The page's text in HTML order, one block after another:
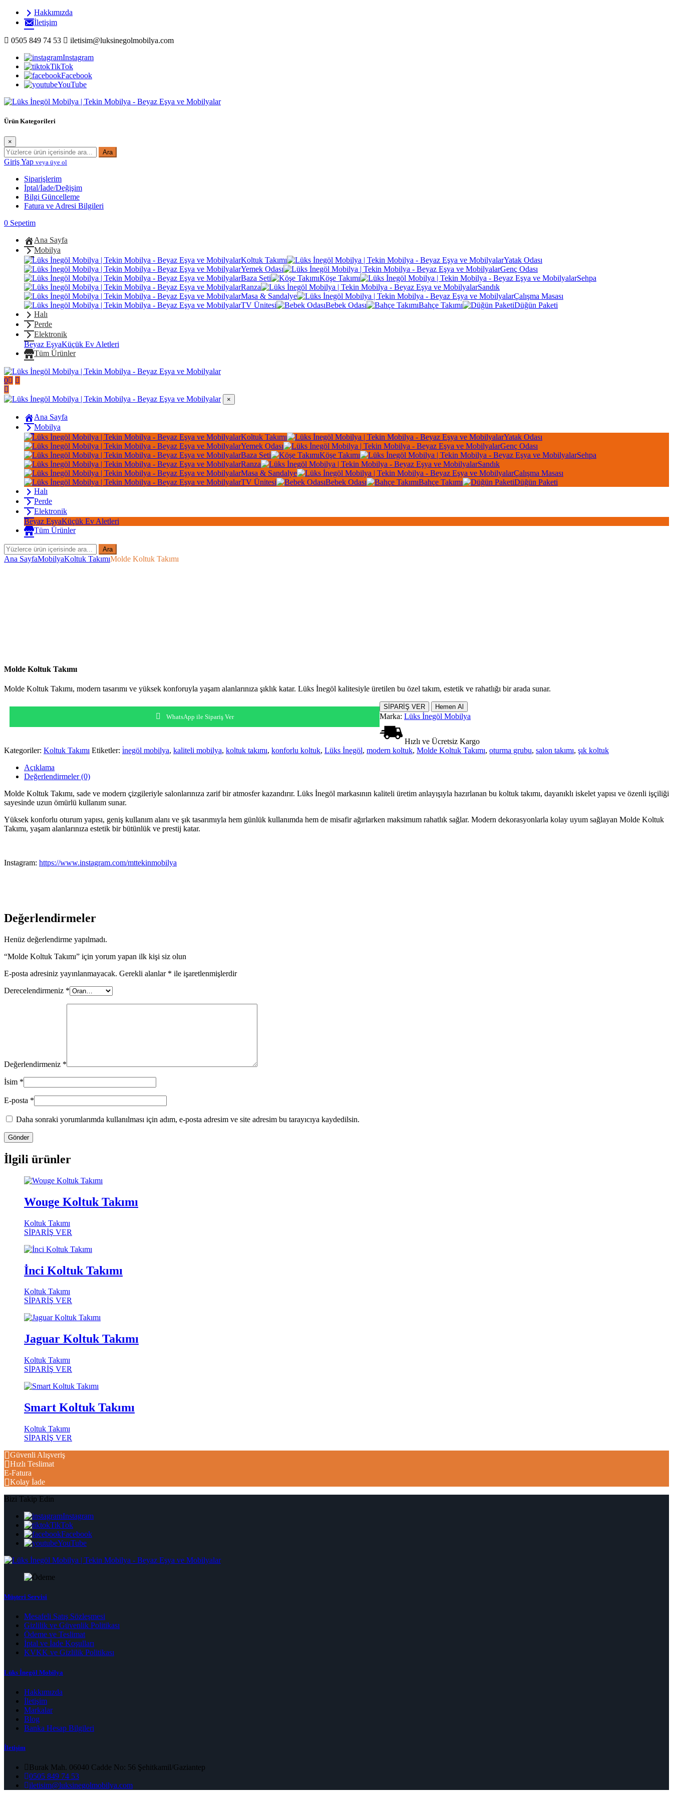
İçeriği
Geç
Hakkımızda
İletişim
0505 849 74 53
iletisim@luksinegolmobilya.com
Instagram
TikTok
Facebook
YouTube
Lüks İnegöl Mobilyanın lider mobilya markası Tekin Mobilya, kaliteli ve şık koltuk takımı, yatak odası, genç odası ve daha fazlasını sunuyor.
Ürün Kategorileri
×
Ara
Giriş Yap veya üye ol
Siparişlerim
İptal/İade/Değişim
Bilgi Güncelleme
Fatura ve Adresi Bilgileri
0 Sepetim
Ana Sayfa
Mobilya
Koltuk Takımı
Yatak Odası
Yemek Odası
Genç Odası
Baza Seti
Köşe Takımı
Sehpa
Ranza
Sandık
Masa & Sandalye
Çalışma Masası
TV Ünitesi
Bebek Odası Bahçe Takımı
Düğün Paketi
Halı
Perde
Elektronik
Beyaz EşyaKüçük Ev Aletleri
Tüm Ürünler
0
×
Ana Sayfa
Mobilya
Koltuk Takımı
Yatak Odası
Yemek Odası
Genç Odası
Baza Seti
Köşe Takımı
Sehpa
Ranza
Sandık
Masa & Sandalye
Çalışma Masası
TV Ünitesi
Bebek Odası Bahçe Takımı
Düğün Paketi
Halı
Perde
Elektronik
Beyaz EşyaKüçük Ev Aletleri
Tüm Ürünler
Ara
Ana SayfaMobilyaKoltuk TakımıMolde Koltuk Takımı
Molde Koltuk Takımı
Molde Koltuk Takımı, modern tasarımı ve yüksek konforuyla yaşam alanlarınıza şıklık katar. Lüks İnegöl kalitesiyle üretilen bu özel takım, estetik ve rahatlığı bir arada sunar.
SİPARİŞ VER
Hemen Al
WhatsApp ile Sipariş Ver
Marka:Lüks İnegöl Mobilya
Hızlı ve Ücretsiz Kargo
Kategoriler: Koltuk Takımı Etiketler: i̇negöl mobilya, kaliteli mobilya, koltuk takımı, konforlu koltuk, Lüks İnegöl, modern koltuk, Molde Koltuk Takımı, oturma grubu, salon takımı, şık koltuk
Açıklama
Değerlendirmeler (0)
Molde Koltuk Takımı, sade ve modern çizgileriyle salonlarınıza zarif bir atmosfer kazandırır. Lüks İnegöl markasının kaliteli üretim anlayışıyla hazırlanan bu koltuk takımı, dayanıklı iskelet yapısı ve özenli işçiliği
sayesinde uzun ömürlü kullanım sunar.
Yüksek konforlu oturum yapısı, geniş kullanım alanı ve şık tasarımıyla hem günlük kullanımda hem de misafir ağırlarken maksimum rahatlık sağlar. Modern dekorasyonlarla kolay uyum sağlayan Molde Koltuk
Takımı, yaşam alanlarınıza estetik bir bütünlük ve prestij katar.
Instagram: https://www.instagram.com/mttekinmobilya
Değerlendirmeler
Henüz değerlendirme yapılmadı.
“Molde Koltuk Takımı” için yorum yapan ilk kişi siz olun
E-posta adresiniz yayınlanmayacak. Gerekli alanlar * ile işaretlenmişlerdir
Derecelendirmeniz *
Değerlendirmeniz *
İsim *
E-posta *
Daha sonraki yorumlarımda kullanılması için adım, e-posta adresim ve site adresim bu tarayıcıya kaydedilsin.
İlgili ürünler
Wouge Koltuk Takımı
Koltuk Takımı
SİPARİŞ VER
İnci Koltuk Takımı
Koltuk Takımı
SİPARİŞ VER
Jaguar Koltuk Takımı
Koltuk Takımı
SİPARİŞ VER
Smart Koltuk Takımı
Koltuk Takımı
SİPARİŞ VER
Güvenli Alışveriş
Hızlı Teslimat
E-Fatura
Kolay İade
Bizi Takip Edin
Instagram
TikTok
Facebook
YouTube
Müşteri Servisi
Mesafeli Satış Sözleşmesi
Gizlilik ve Güvenlik Politikası
Ödeme ve Teslimat
İptal ve İade Koşulları
KVKK ve Gizlilik Politikası
Lüks İnegöl Mobilya
Hakkımızda
İletişim
Markalar
Blog
Banka Hesap Bilgileri
İletişim
Burak Mah. 06040 Cadde No: 56 Şehitkamil/Gaziantep
0505 849 74 53
iletisim@luksinegolmobilya.com